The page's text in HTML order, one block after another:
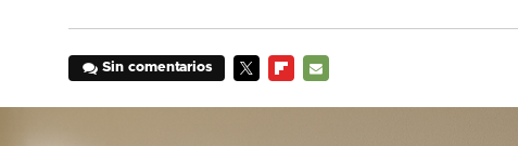
Sin comentarios